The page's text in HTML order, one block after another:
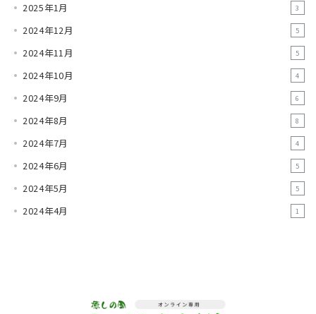
2025年1月 3
2024年12月 5
2024年11月 5
2024年10月 4
2024年9月 6
2024年8月 8
2024年7月 4
2024年6月 5
2024年5月 5
2024年4月 1